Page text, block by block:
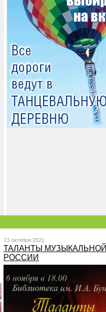
13 октября 2021
ТАЛАНТЫ МУЗЫКАЛЬНОЙ
РОССИИ